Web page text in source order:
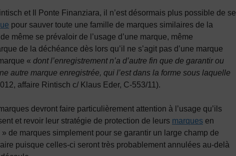
et Il Ponte Finanziara, il n’est désormais plus possible de se
pour sauver toute une famille de marques similaires de la
même se prévaloir de l’usage d’une marque, même
de la déchéance dès lors qu’il ne s’agit pas d’une marque
« dont l’enregistrement n’a d’autre fin que de garantir ou
autre marque enregistrée, qui l’est dans la forme sous laquelle
affaire Rintisch c/ Klaus Eder, C‑553/11).
devront faire particulièrement attention à l’usage qu’ils
et revoir leur stratégie de protection de leurs marques en
de marques simplement pour se garantir un large champ de
puisque celles-ci seront très probablement annulées au-delà